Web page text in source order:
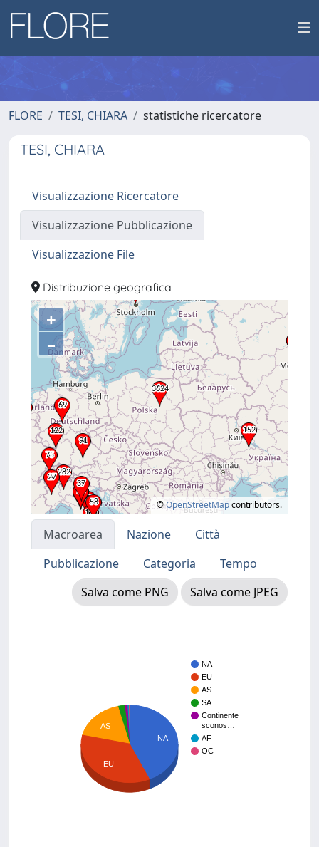
FLORE TESI, CHIARA statistiche ricercatore
TESI, CHIARA
Visualizzazione Ricercatore
Visualizzazione Pubblicazione
Visualizzazione File
Distribuzione geografica
+
–
©OpenStreetMapcontributors.
Macroarea Nazione
Città
Pubblicazione
Categoria
Tempo
Salva come PNG
Salva come JPEG
NA
EU
AS
SA
Continente
sconos…
AF
OC
NA
AS
EU